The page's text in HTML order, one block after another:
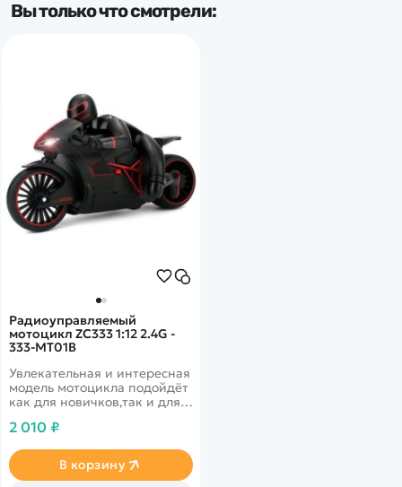
Вы только что смотрели:
Радиоуправляемый
мотоцикл ZC333 1:12 2.4G -
333-MT01B
Увлекательная и интересная
модель мотоцикла подойдёт
как для новичков,так и для
радиоуправляемых моделей.
скорость до 40 км/ч и
входить в самые крутые
2 010 ₽
В корзину